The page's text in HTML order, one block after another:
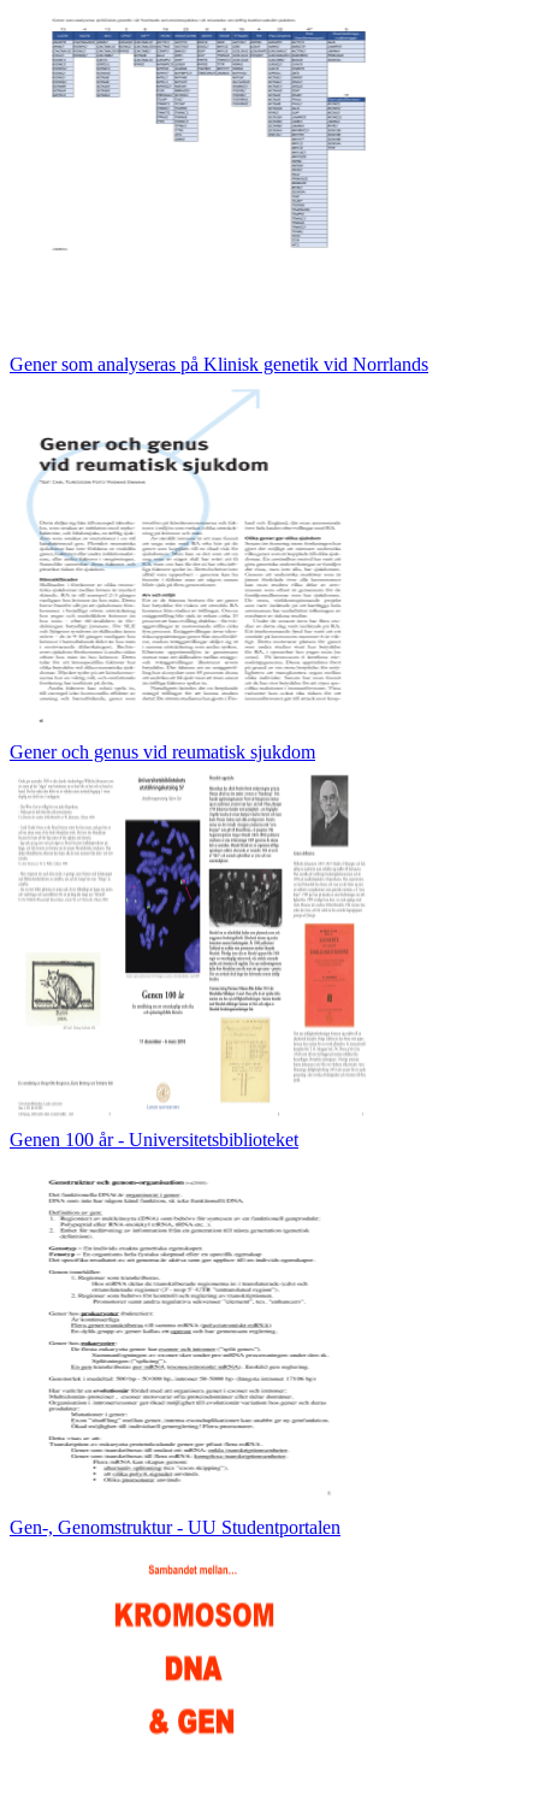
Gener som analyseras på Klinisk genetik vid Norrlands
Gener och genus vid reumatisk sjukdom
Genen 100 år - Universitetsbiblioteket
Gen-, Genomstruktur - UU Studentportalen